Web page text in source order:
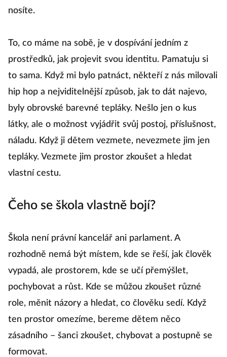
nosíte.
To, co máme na sobě, je v dospívání jedním z
prostředků, jak projevit svou identitu. Pamatuju si
to sama. Když mi bylo patnáct, někteří z nás milovali
hip hop a nejviditelnější způsob, jak to dát najevo,
byly obrovské barevné tepláky. Nešlo jen o kus
látky, ale o možnost vyjádřit svůj postoj, příslušnost,
náladu. Když ji dětem vezmete, nevezmete jim jen
tepláky. Vezmete jim prostor zkoušet a hledat
vlastní cestu.
Čeho se škola vlastně bojí?
Škola není právní kancelář ani parlament. A
rozhodně nemá být místem, kde se řeší, jak člověk
vypadá, ale prostorem, kde se učí přemýšlet,
pochybovat a růst. Kde se můžou zkoušet různé
role, měnit názory a hledat, co člověku sedí. Když
ten prostor omezíme, bereme dětem něco
zásadního – šanci zkoušet, chybovat a postupně se
formovat.